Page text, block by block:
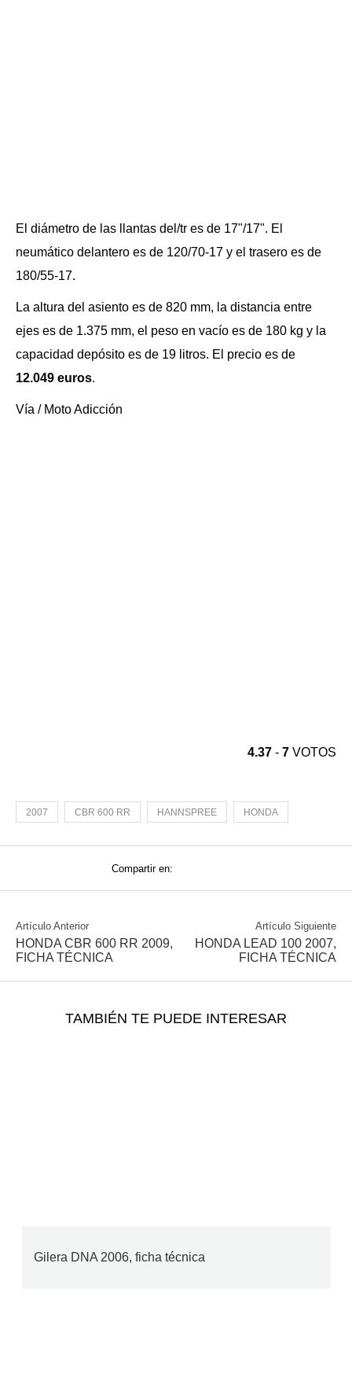
El diámetro de las llantas del/tr es de 17"/17". El
neumático delantero es de 120/70-17 y el trasero es de
180/55-17.
La altura del asiento es de 820 mm, la distancia entre
ejes es de 1.375 mm, el peso en vacío es de 180 kg y la
capacidad depósito es de 19 litros. El precio es de
12.049 euros.
Vía / Moto Adicción
4.37 - 7 VOTOS
2007 CBR 600 RR HANNSPREE HONDA
Compartir en:
Artículo Anterior
HONDA CBR 600 RR 2009,
FICHA TÉCNICA
Artículo Siguiente
HONDA LEAD 100 2007,
FICHA TÉCNICA
TAMBIÉN TE PUEDE INTERESAR
Gilera DNA 2006, ficha técnica